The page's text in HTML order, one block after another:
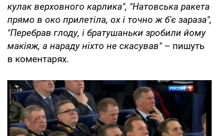
кулак верховного карлика", "Натовська ракета
прямо в око прилетіла, ох і точно ж б'є зараза",
"Перебрав глоду, і братушаньки зробили йому
макіяж, а нараду ніхто не скасував"– пишуть
в коментарях.